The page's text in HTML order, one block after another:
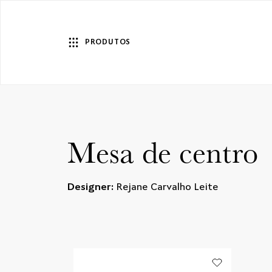
PRODUTOS
Mesa de centro
Designer: Rejane Carvalho Leite